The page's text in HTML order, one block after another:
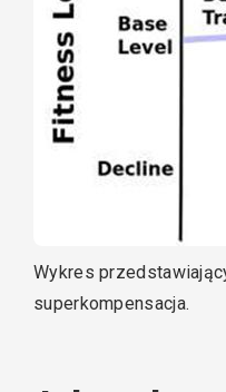
Wykres
superkompensacja.